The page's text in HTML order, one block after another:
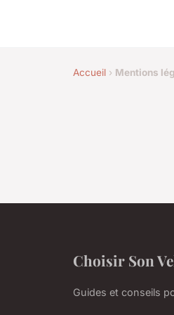
Accueil › Mentions
Choisir Son
Guides et conseils